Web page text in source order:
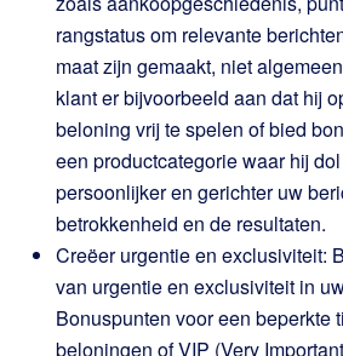
rangstatus om relevante
maat zijn gemaakt, niet
klant er bijvoorbeeld aan dat hij
beloning vrij te spelen of bied
een productcategorie waar hij
persoonlijker en gerichter uw
betrokkenheid en de resultaten.
Creëer urgentie en exclusiviteit:
van urgentie en exclusiviteit in
Bonuspunten voor een beperkte
beloningen of VIP (Very